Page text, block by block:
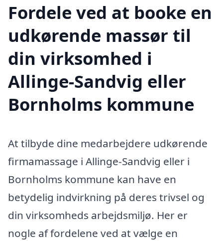
Fordele ved at booke en
udkørende massør til
din virksomhed i
Allinge-Sandvig eller
Bornholms kommune
At tilbyde dine medarbejdere udkørende
firmamassage i Allinge-Sandvig eller i
Bornholms kommune kan have en
betydelig indvirkning på deres trivsel og
din virksomheds arbejdsmiljø. Her er
nogle af fordelene ved at vælge en